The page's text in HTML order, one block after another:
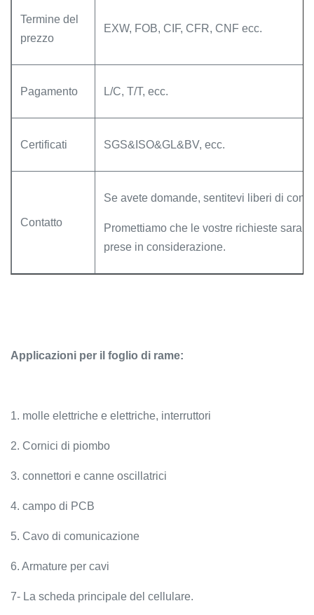
Termine del
prezzo
EXW, FOB, CIF, CFR, CNF ecc.
Pagamento L/C, T/T, ecc.
Certificati SGS&ISO&GL&BV, ecc.
Contatto
Se avete domande, sentitevi liberi di
Promettiamo che le vostre richieste
prese in considerazione.
Applicazioni per il foglio di rame:
1. molle elettriche e elettriche, interruttori
2. Cornici di piombo
3. connettori e canne oscillatrici
4. campo di PCB
5. Cavo di comunicazione
6. Armature per cavi
7- La scheda principale del cellulare.